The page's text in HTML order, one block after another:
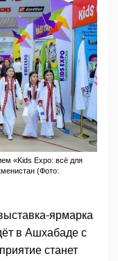
«Kids Expo: всё для
(Фото:
ярмарка
в Ашхабаде с
станет